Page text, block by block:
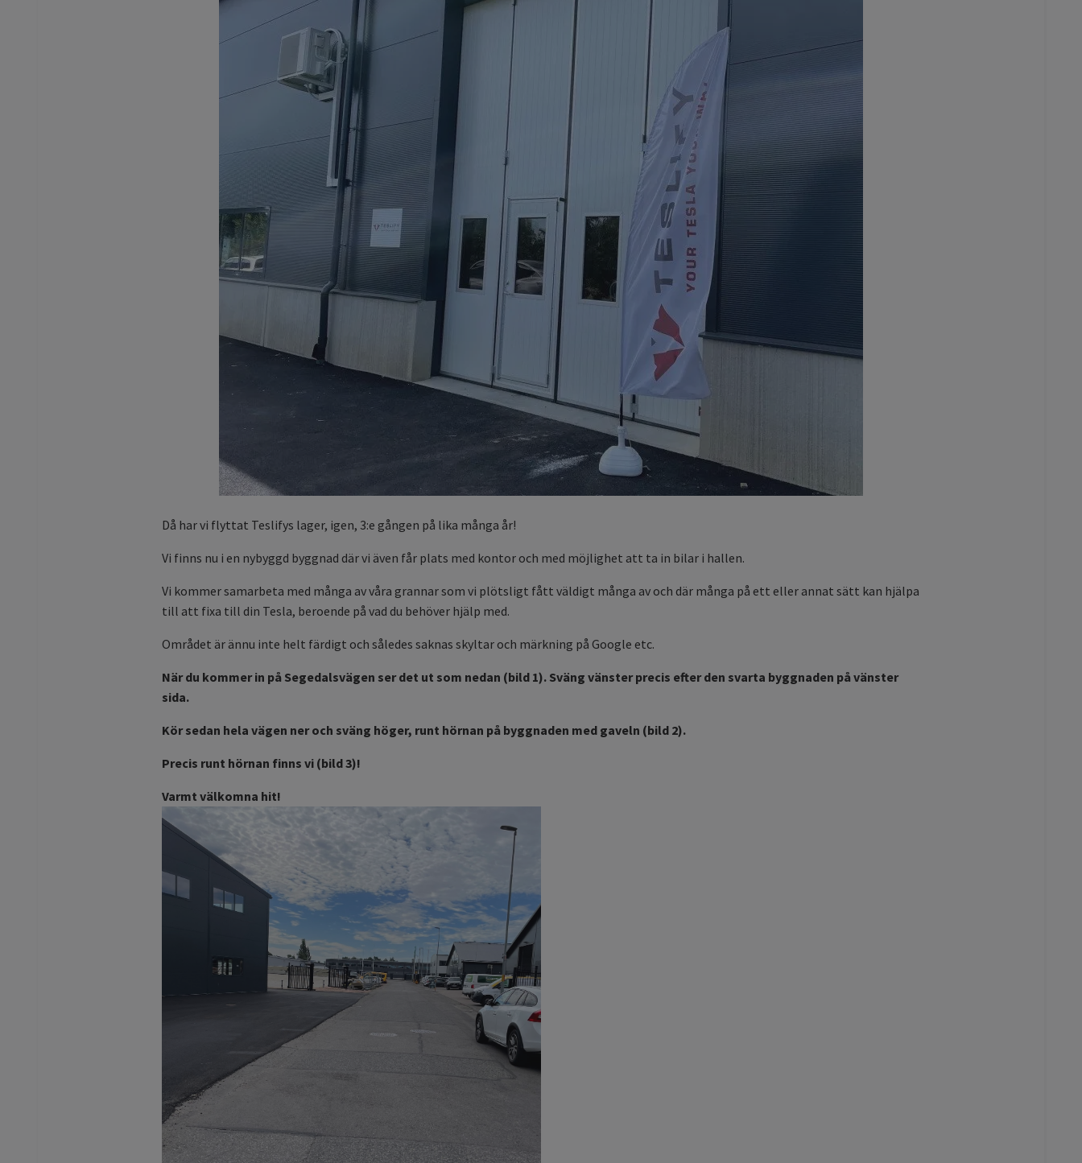
Då har vi flyttat Teslifys lager, igen, 3:e gången på lika många år!
Vi finns nu i en nybyggd byggnad där vi även får plats med kontor och med möjlighet att ta in bilar i hallen.
Vi kommer samarbeta med många av våra grannar som vi plötsligt fått väldigt många av och där många på ett eller annat sätt kan hjälpa
till att fixa till din Tesla, beroende på vad du behöver hjälp med.
Området är ännu inte helt färdigt och således saknas skyltar och märkning på Google etc.
När du kommer in på Segedalsvägen ser det ut som nedan (bild 1). Sväng vänster precis efter den svarta byggnaden på vänster
sida.
Kör sedan hela vägen ner och sväng höger, runt hörnan på byggnaden med gaveln (bild 2).
Precis runt hörnan finns vi (bild 3)!
Varmt välkomna hit!